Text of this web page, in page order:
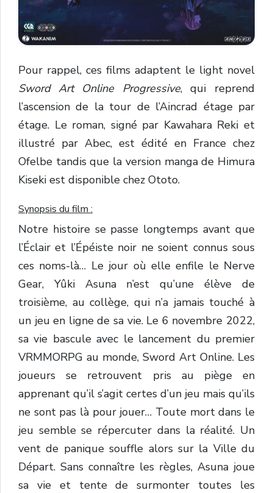
Pour rappel, ces films adaptent le light novel
Sword Art Online Progressive, qui reprend
l’ascension de la tour de l’Aincrad étage par
étage. Le roman, signé par Kawahara Reki et
illustré par Abec, est édité en France chez
Ofelbe tandis que la version manga de Himura
Kiseki est disponible chez Ototo.
Synopsis du film :
Notre histoire se passe longtemps avant que
l’Éclair et l’Épéiste noir ne soient connus sous
ces noms-là… Le jour où elle enfile le Nerve
Gear, Yûki Asuna n’est qu’une élève de
troisième, au collège, qui n’a jamais touché à
un jeu en ligne de sa vie. Le 6 novembre 2022,
sa vie bascule avec le lancement du premier
VRMMORPG au monde, Sword Art Online. Les
joueurs se retrouvent pris au piège en
apprenant qu’il s’agit certes d’un jeu mais qu’ils
ne sont pas là pour jouer… Toute mort dans le
jeu semble se répercuter dans la réalité. Un
vent de panique souffle alors sur la Ville du
Départ. Sans connaître les règles, Asuna joue
sa vie et tente de surmonter toutes les